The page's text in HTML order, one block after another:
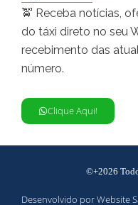
🚖 Receba notícias,
do táxi direto no seu
recebimento das
número.
Clique Aqui!
©+2026
Desenvolvido por Website